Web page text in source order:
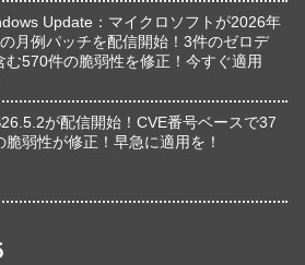
Update：マイクロソフトが2026年
月例パッチを配信開始！3件のゼロデ
む570件の脆弱性を修正！今すぐ適用
が配信開始！CVE番号ベースで37
脆弱性が修正！早急に適用を！